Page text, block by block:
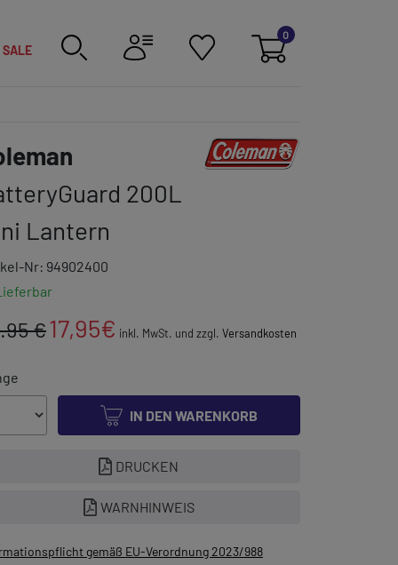
0
SALE
200L
Lantern
Link zur Markenkategorie
Nr: 94902400
€17,95€ inkl. MwSt. und zzgl. Versandkosten
IN DEN WARENKORB
DRUCKEN
WARNHINWEIS
gemäß EU-Verordnung 2023/988